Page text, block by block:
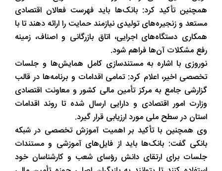
همچنین تأکید کرد: بانک‌ها باید فهرست فعالان اقتصادی
مستعد و زنجیره‌های تولیدی نیازمند حمایت را ارائه دهند تا با
همکاری دستگاه‌های اجرایی، اتاق بازرگانی و اصناف، زمینه
رفع مشکلات آن‌ها فراهم شود.
نوروزی با اشاره به مستندسازی کامل همایش‌ها و جلسات
تخصصی اخیر، اعلام کرد: تمامی اقدامات و برنامه‌ها در قالب
گزارشی جامع به مرکز تأمین مالی کشور و معاونت اقتصادی
وزارت امور اقتصادی و دارایی ارسال شده تا روند اقدامات
استان در سطح ملی مورد ارزیابی قرار گیرد.
وی همچنین با تأکید بر اهمیت آموزش تخصصی در شبکه
بانکی گفت: بانک‌ها باید از فایل‌های آموزشی و مستندات
جلسات برای ارتقای دانش رؤسای شعب و کارشناسان خود